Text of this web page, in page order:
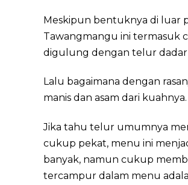
Meskipun bentuknya di luar
Tawangmangu ini termasuk
digulung dengan telur dadar
Lalu bagaimana dengan
manis dan asam dari
Jika tahu telur umumnya
cukup pekat, menu ini
banyak, namun cukup
tercampur dalam menu